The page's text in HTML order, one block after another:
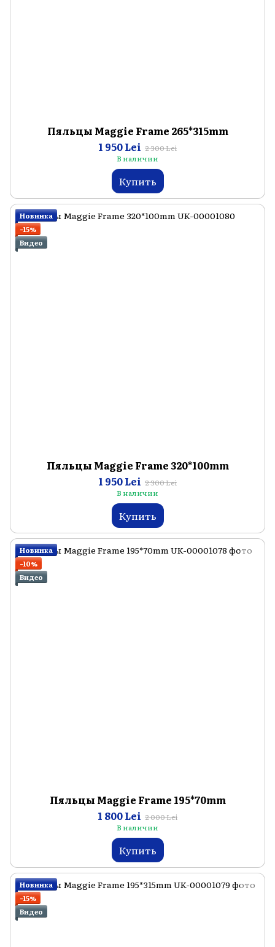
Пяльцы Maggie Frame 265*315mm
1 950 Lei 2 300 Lei
В наличии
Купить
Новинка
−15%
Видео
Пяльцы Maggie Frame 320*100mm
1 950 Lei 2 300 Lei
В наличии
Купить
Новинка
−10%
Видео
Пяльцы Maggie Frame 195*70mm
1 800 Lei 2 000 Lei
В наличии
Купить
Новинка
−15%
Видео